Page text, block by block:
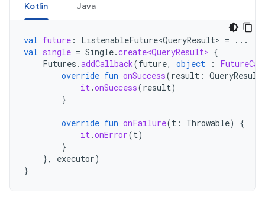
Kotlin Java
val future : ListenableFuture<QueryResult> =
...
val single = Single.create<QueryResult> {
Futures .addCallback(future, object :
override fun onSuccess(result : QueryResult
it.onSuccess(result)
}
override fun onFailure(t : Throwable)
{
it.onError(t)
}
},
executor)
}